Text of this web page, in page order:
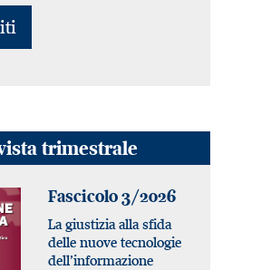
trimestrale
Fascicolo 3/2026
La giustizia alla sfida
delle nuove tecnologie
dell’informazione